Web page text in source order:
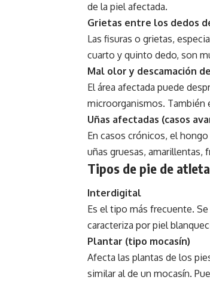
de la piel afectada.
Grietas entre los dedos
Las fisuras o grietas,
cuarto y quinto dedo, son
Mal olor y descamación
El área afectada puede
microorganismos. También
Uñas afectadas (casos
En casos crónicos, el
uñas gruesas, amarillentas,
Tipos de pie de atleta
Interdigital
Es el tipo más frecuente.
caracteriza por piel
Plantar (tipo mocasín)
Afecta las plantas de los
similar al de un mocasín.